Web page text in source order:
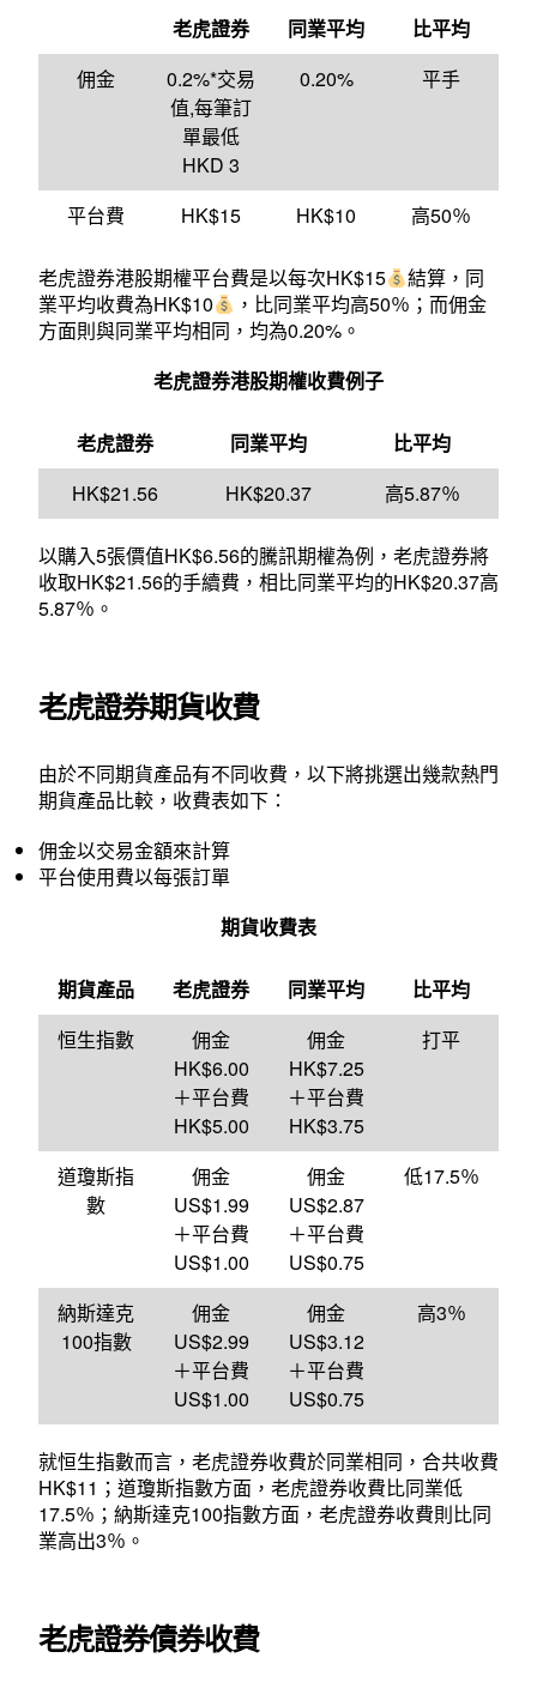
老虎證券 同業平均
比平均
佣金
0.2%*交易
值,每筆訂
單最低
HKD 3
0.20% 平手
平台費 HK$15 HK$10 高50％
老虎證券港股期權平台費是以每次HK$15
結算，同
業平均收費為HK$10
，比同業平均高50％；而佣金
方面則與同業平均相同，均為0.20%。
老虎證券港股期權收費例子
老虎證券 同業平均
比平均
HK$21.56
HK$20.37 高5.87％
以購入5張價值HK$6.56的騰訊期權為例，老虎證券將
收取HK$21.56的手續費，相比同業平均的HK$20.37高
5.87％。
老虎證券期貨收費
由於不同期貨產品有不同收費，以下將挑選出幾款熱門
期貨產品比較，收費表如下：
佣金以交易金額來計算
平台使用費以每張訂單
期貨收費表
期貨產品 老虎證券 同業平均
比平均
恒生指數
佣金
HK$6.00
＋平台費
HK$5.00
佣金
HK$7.25
＋平台費
HK$3.75
打平
道瓊斯指
數
佣金
US$1.99
＋平台費
US$1.00
佣金
US$2.87
＋平台費
US$0.75
低17.5％
納斯達克
100指數
佣金
US$2.99
＋平台費
US$1.00
佣金
US$3.12
＋平台費
US$0.75
高3％
就恒生指數而言，老虎證券收費於同業相同，合共收費
HK$11；道瓊斯指數方面，老虎證券收費比同業低
17.5％；納斯達克100指數方面，老虎證券收費則比同
業高出3％。
老虎證券債券收費